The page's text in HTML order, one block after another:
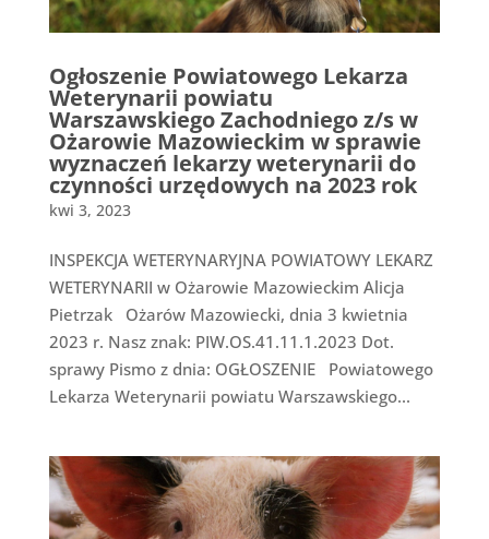
Ogłoszenie Powiatowego Lekarza
Weterynarii powiatu
Warszawskiego Zachodniego z/s w
Ożarowie Mazowieckim w sprawie
wyznaczeń lekarzy weterynarii do
czynności urzędowych na 2023 rok
kwi 3, 2023
INSPEKCJA WETERYNARYJNA POWIATOWY LEKARZ
WETERYNARII w Ożarowie Mazowieckim Alicja
Pietrzak Ożarów Mazowiecki, dnia 3 kwietnia
2023 r. Nasz znak: PIW.OS.41.11.1.2023 Dot.
sprawy Pismo z dnia: OGŁOSZENIE Powiatowego
Lekarza Weterynarii powiatu Warszawskiego...